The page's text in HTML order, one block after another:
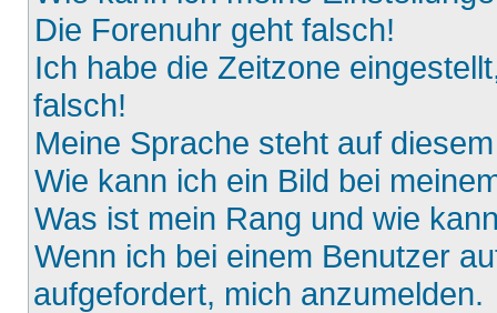
Die Forenuhr geht falsch!
Ich habe die Zeitzone
falsch!
Meine Sprache steht auf
Wie kann ich ein Bild bei
Was ist mein Rang und wie
Wenn ich bei einem Benutzer
aufgefordert, mich anzumelden.